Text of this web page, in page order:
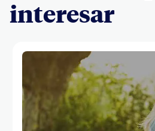
interesar